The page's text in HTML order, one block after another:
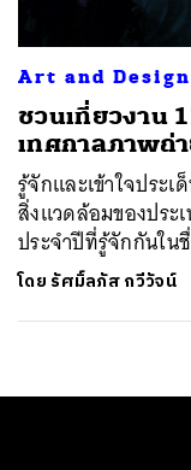
Art and Design
ชวนเที่ยวงาน
เทศกาลภาพถ่
รู้จักและเข้าใจประ
สิ่งแวดล้อมของประ
ประจำปีที่รู้จักกันใน
โดย รัศมิ์ลภัส กวีวัจน์
SHARE